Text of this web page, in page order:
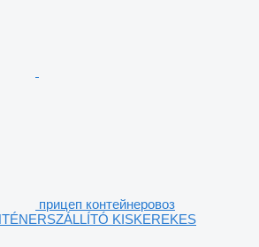
прицеп контейнеровоз
KISKEREKES